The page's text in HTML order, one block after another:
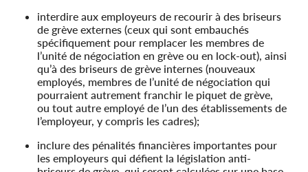
interdire aux employeurs de recourir à des briseurs
de grève externes (ceux qui sont embauchés
spécifiquement pour remplacer les membres de
l’unité de négociation en grève ou en lock-out), ainsi
qu’à des briseurs de grève internes (nouveaux
employés, membres de l’unité de négociation qui
pourraient autrement franchir le piquet de grève,
ou tout autre employé de l’un des établissements de
l’employeur, y compris les cadres);
inclure des pénalités financières importantes pour
les employeurs qui défient la législation anti-